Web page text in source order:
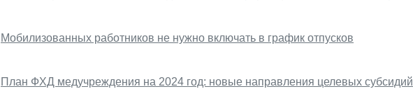
Мобилизованных работников не нужно включать в график отпусков
План ФХД медучреждения на 2024 год: новые направления целевых субсидий